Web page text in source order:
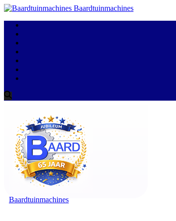
Baardtuinmachines
Baardtuinmachines